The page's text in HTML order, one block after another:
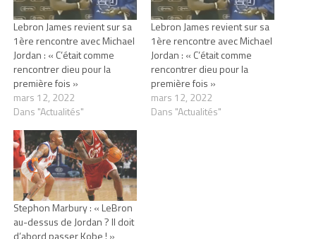
Lebron James revient sur sa
1ère rencontre avec Michael
Jordan : « C’était comme
rencontrer dieu pour la
première fois »
mars 12, 2022
Dans "Actualités"
Lebron James revient sur sa
1ère rencontre avec Michael
Jordan : « C’était comme
rencontrer dieu pour la
première fois »
mars 12, 2022
Dans "Actualités"
Stephon Marbury : « LeBron
au-dessus de Jordan ? Il doit
d’abord passer Kobe ! »